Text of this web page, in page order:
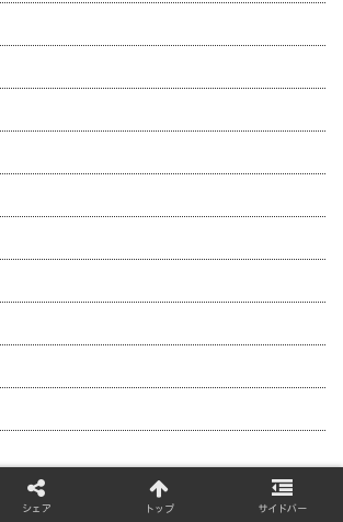
シェア トップ サイドバー